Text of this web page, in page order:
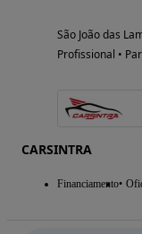
São João das
Profissional •
CARSINTRA
Financiamento